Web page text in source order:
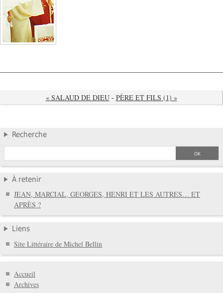
« SALAUD DE DIEU - PÈRE ET FILS (1) »
Recherche
À retenir
JEAN, MARCIAL, GEORGES, HENRI ET LES AUTRES… ET
APRÈS ?
Liens
Site Littéraire de Michel Bellin
Accueil
Archives